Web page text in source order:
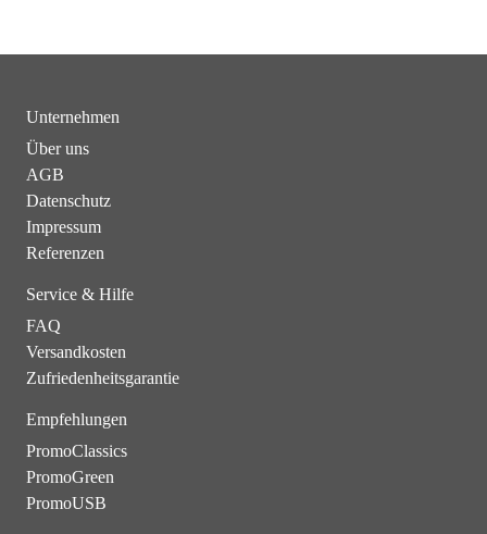
Unternehmen
Über uns
AGB
Datenschutz
Impressum
Referenzen
Service & Hilfe
FAQ
Versandkosten
Zufriedenheitsgarantie
Empfehlungen
PromoClassics
PromoGreen
PromoUSB